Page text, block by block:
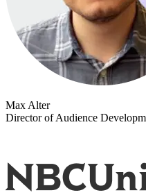
Max Alter
Director of Audience